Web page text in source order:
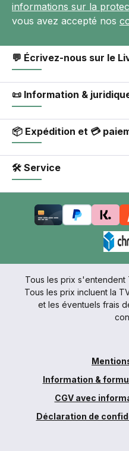
informations sur la
vous avez accepté nos
💬 Écrivez-nous sur le
📜 Information &
📦 Expédition et 💳
🛠 Service
Tous les prix s'entendent
Tous les prix incluent la
et les éventuels frais
Information &
CGV avec
Déclaration de